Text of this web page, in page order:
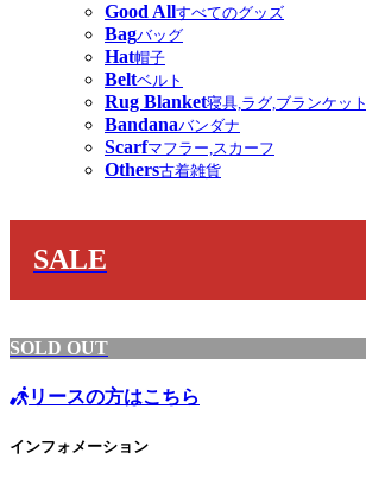
Good Allすべてのグッズ
Bagバッグ
Hat帽子
Beltベルト
Rug Blanket寝具,ラグ,ブランケット
Bandanaバンダナ
Scarfマフラー,スカーフ
Others古着雑貨
SALE
SOLD OUT
リースの方はこちら
インフォメーション